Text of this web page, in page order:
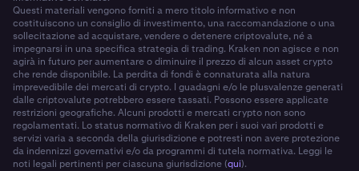
Questi materiali vengono forniti a mero titolo informativo e non
costituiscono un consiglio di investimento, una raccomandazione o una
sollecitazione ad acquistare, vendere o detenere criptovalute, né a
impegnarsi in una specifica strategia di trading. Kraken non agisce e non
agirà in futuro per aumentare o diminuire il prezzo di alcun asset crypto
che rende disponibile. La perdita di fondi è connaturata alla natura
imprevedibile dei mercati di crypto. I guadagni e/o le plusvalenze generati
dalle criptovalute potrebbero essere tassati. Possono essere applicate
restrizioni geografiche. Alcuni prodotti e mercati crypto non sono
regolamentati. Lo status normativo di Kraken per i suoi vari prodotti e
servizi varia a seconda della giurisdizione e potresti non avere protezione
da indennizzi governativi e/o da programmi di tutela normativa. Leggi le
noti legali pertinenti per ciascuna giurisdizione (qui).